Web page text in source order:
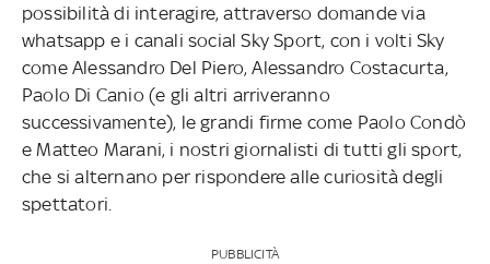
possibilità di interagire, attraverso domande via
whatsapp e i canali social Sky Sport, con i volti Sky
come Alessandro Del Piero, Alessandro Costacurta,
Paolo Di Canio (e gli altri arriveranno
successivamente), le grandi firme come Paolo Condò
e Matteo Marani, i nostri giornalisti di tutti gli sport,
che si alternano per rispondere alle curiosità degli
spettatori.
PUBBLICITÀ